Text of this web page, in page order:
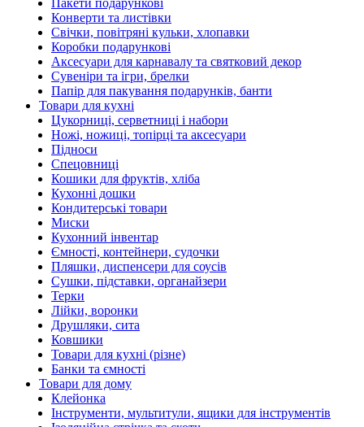
Пакети подарункові
Конверти та листівки
Свічки, повітряні кульки, хлопавки
Коробки подарункові
Аксесуари для карнавалу та святковий декор
Сувеніри та ігри, брелки
Папір для пакування подарунків, банти
Товари для кухні
Цукорниці, серветниці і набори
Ножі, ножиці, топірці та аксесуари
Підноси
Спецовниці
Кошики для фруктів, хліба
Кухонні дошки
Кондитерські товари
Миски
Кухонний інвентар
Ємності, контейнери, судочки
Пляшки, диспенсери для соусів
Сушки, підставки, органайзери
Терки
Лійки, воронки
Друшляки, сита
Ковшики
Товари для кухні (різне)
Банки та ємності
Товари для дому
Клейонка
Інструменти, мультитули, ящики для інструментів